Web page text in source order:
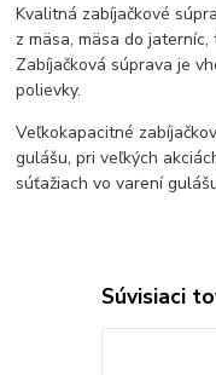
Kvalitná zabíjačkové
z mäsa, mäsa do
Zabíjačková súprava je
polievky.
Veľkokapacitné
gulášu, pri veľkých
súťažiach vo varení
Súvisiaci